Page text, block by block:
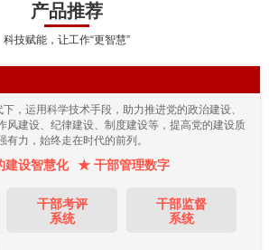
产品推荐
科技赋能，让工作“更智慧”
下，运用科学技术手段，助力推进党的政治建设、
风建设、纪律建设、制度建设等，提高党的建设质
力，始终走在时代的前列。
设智慧化 ★ 干部管理数字
干部考评
系统
干部监督
系统